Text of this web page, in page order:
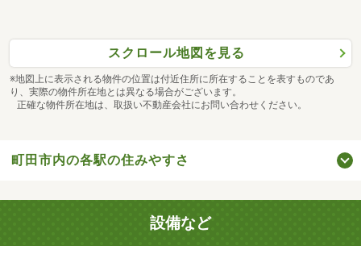
スクロール地図を見る
※地図上に表示される物件の位置は付近住所に所在することを表すものであ
り、実際の物件所在地とは異なる場合がございます。
正確な物件所在地は、取扱い不動産会社にお問い合わせください。
町田市内の各駅の住みやすさ
設備など